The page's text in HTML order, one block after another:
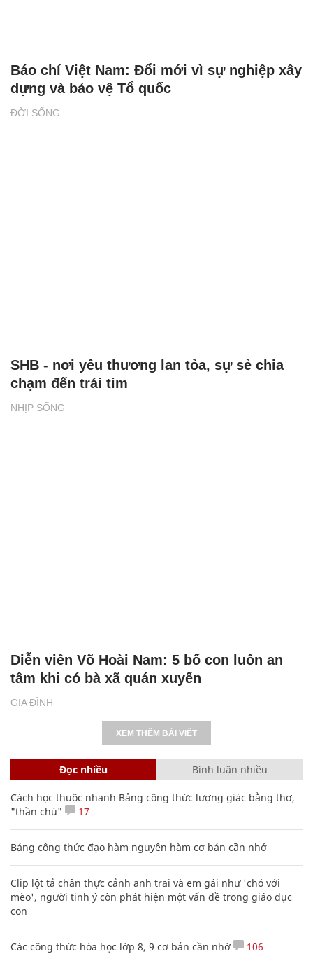
ĐỜI SỐNG
Báo chí Việt Nam: Đổi mới vì sự nghiệp xây
dựng và bảo vệ Tổ quốc
NHỊP SỐNG
SHB - nơi yêu thương lan tỏa, sự sẻ chia
chạm đến trái tim
GIA ĐÌNH
Diễn viên Võ Hoài Nam: 5 bố con luôn an
tâm khi có bà xã quán xuyến
XEM THÊM BÀI VIẾT
Đọc nhiều Bình luận nhiều
Cách học thuộc nhanh Bảng công thức lượng giác bằng thơ,
"thần chú"
17
Bảng công thức đạo hàm nguyên hàm cơ bản cần nhớ
Clip lột tả chân thực cảnh anh trai và em gái như 'chó với
mèo', người tinh ý còn phát hiện một vấn đề trong giáo dục
con
Các công thức hóa học lớp 8, 9 cơ bản cần nhớ 106